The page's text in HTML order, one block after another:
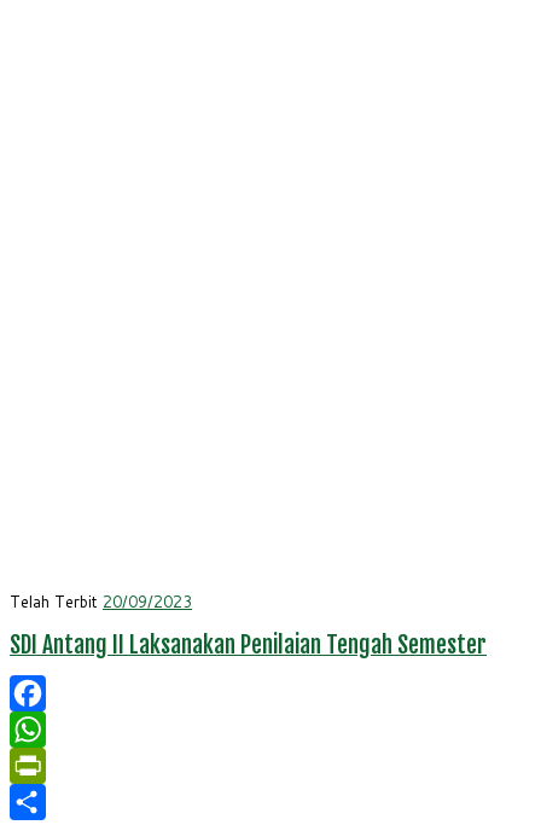
Telah Terbit 20/09/2023
SDI Antang II Laksanakan Penilaian Tengah Semester
Facebook
WhatsApp
PrintFriendly